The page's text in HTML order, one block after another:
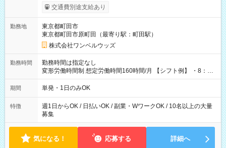
いOK！（規定あり） ┗働いたその日に現金GET♪ お仕事後はコ
ンビニATMから 日払い分を引き落とせます！ 【試用期間】試
交通費別途支給あり
勤務地
東京都町田市
東京都町田市原町田（最寄り駅：町田駅）
株式会社ワンベルウッズ
勤務時間
勤務時間は指定なし
変形労働時間制 想定労働時間160時間/月 【シフト例】 ・8：00
～21：00
期間 単発・1日のみOK
特徴
週1日からOK / 日払いOK / 副業・WワークOK / 10名以上の大量
募集
気になる！ 応募する 詳細へ